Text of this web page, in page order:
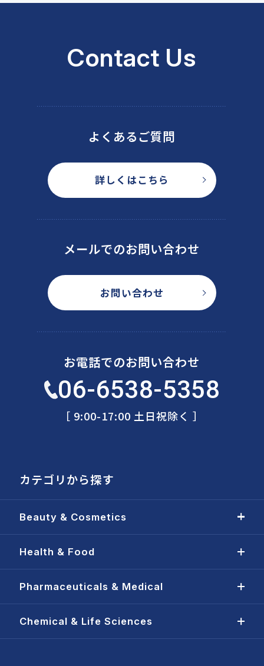
Contact Us
よくあるご質問
詳しくはこちら
メールでのお問い合わせ
お問い合わせ
お電話でのお問い合わせ
06-6538-5358
［ 9:00-17:00 土日祝除く ］
カテゴリから探す
Beauty & Cosmetics
Health & Food
Pharmaceuticals & Medical
Chemical & Life Sciences